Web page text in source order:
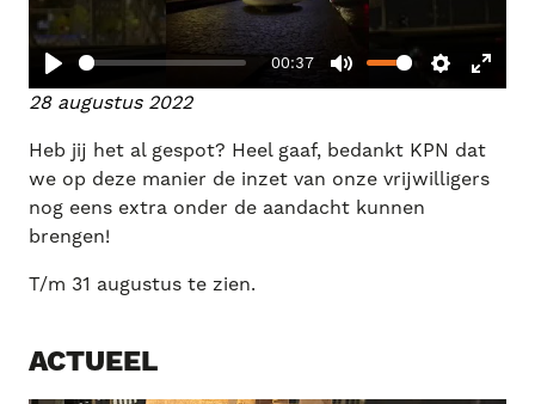
P
a
y
00:37
M
t
e
S
t
t
E
t
e
l
a
28 augustus 2022
Heb jij het al gespot? Heel gaaf, bedankt KPN dat
we op deze manier de inzet van onze vrijwilligers
nog eens extra onder de aandacht kunnen
brengen!
T/m 31 augustus te zien.
ACTUEEL